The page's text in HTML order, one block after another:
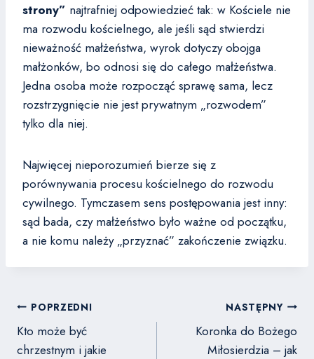
strony” najtrafniej odpowiedzieć tak: w Kościele nie
ma rozwodu kościelnego, ale jeśli sąd stwierdzi
nieważność małżeństwa, wyrok dotyczy obojga
małżonków, bo odnosi się do całego małżeństwa.
Jedna osoba może rozpocząć sprawę sama, lecz
rozstrzygnięcie nie jest prywatnym „rozwodem”
tylko dla niej.
Najwięcej nieporozumień bierze się z
porównywania procesu kościelnego do rozwodu
cywilnego. Tymczasem sens postępowania jest inny:
sąd bada, czy małżeństwo było ważne od początku,
a nie komu należy „przyznać” zakończenie związku.
Nawigacja
wpisu
POPRZEDNI
Kto może być
chrzestnym i jakie
NASTĘPNY
Koronka do Bożego
Miłosierdzia – jak